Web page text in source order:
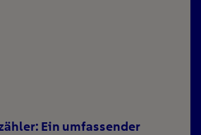
Ein umfassender